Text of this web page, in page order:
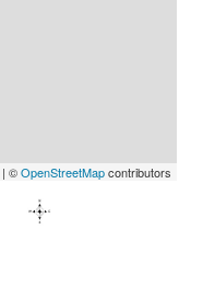
| ©OpenStreetMapcontributors